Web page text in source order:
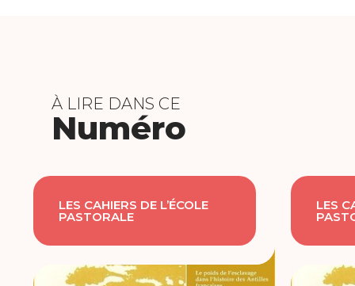
À LIRE DANS CE
Numéro
LES CAHIERS DE L’ÉCOLE
PASTORALE
LES